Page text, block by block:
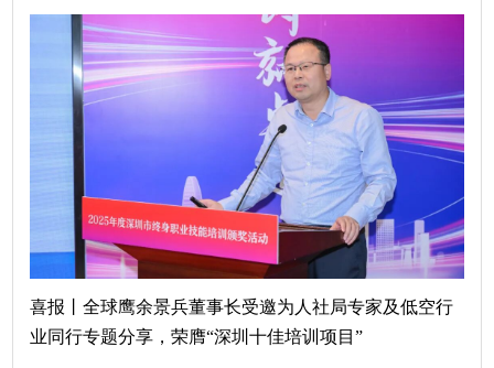
喜报丨全球鹰余景兵董事长受邀为人社局专家及低空行
业同行专题分享，荣膺“深圳十佳培训项目”